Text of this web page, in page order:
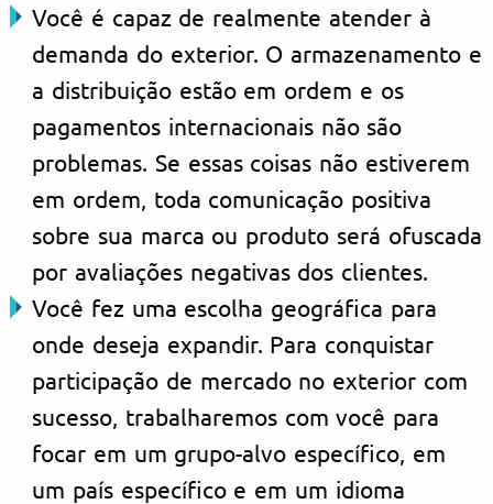
Você é capaz de realmente atender à
demanda do exterior. O armazenamento e
a distribuição estão em ordem e os
pagamentos internacionais não são
problemas. Se essas coisas não estiverem
em ordem, toda comunicação positiva
sobre sua marca ou produto será ofuscada
por avaliações negativas dos clientes.
Você fez uma escolha geográfica para
onde deseja expandir. Para conquistar
participação de mercado no exterior com
sucesso, trabalharemos com você para
focar em um grupo-alvo específico, em
um país específico e em um idioma